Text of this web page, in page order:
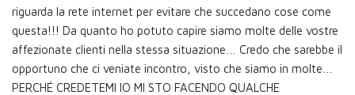
riguarda la rete internet per evitare che succedano cose come
questa!!! Da quanto ho potuto capire siamo molte delle vostre
affezionate clienti nella stessa situazione… Credo che sarebbe il
opportuno che ci veniate incontro, visto che siamo in molte…
PERCHÉ CREDETEMI IO MI STO FACENDO QUALCHE